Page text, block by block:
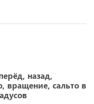
назад,
вращение, сальто в